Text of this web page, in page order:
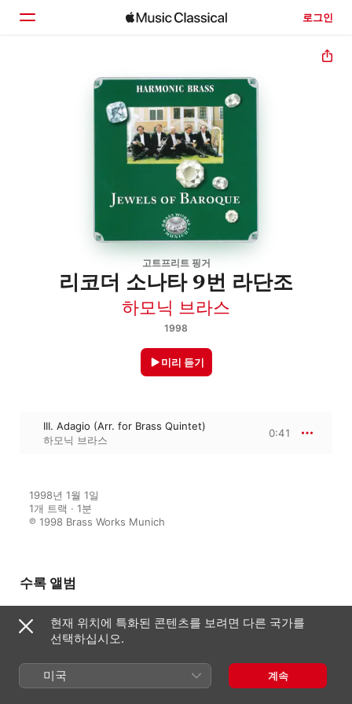
로그인
고트프리트 핑거
리코더 소나타 9번 라단조
하모닉 브라스
1998
미리 듣기
III. Adagio (Arr. for Brass Quintet)
하모닉 브라스
0:41
1998년 1월 1일
1개 트랙 · 1분
℗ 1998 Brass Works Munich
수록 앨범
Jewels of Baroque
하모닉 브라스
현재 위치에 특화된 콘텐츠를 보려면 다른 국가를
선택하십시오.
미국 계속